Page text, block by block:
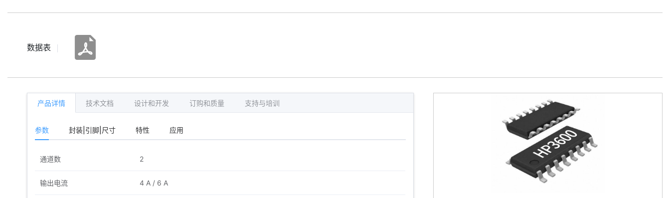
数据表
产品详情 技术文档 设计和开发 订购和质量 支持与培训
参数 封装|引脚|尺寸 特性 应用
通道数 2
输出电流 4 A / 6 A